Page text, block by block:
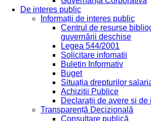
De interes public
Informații de interes public
Centrul de resurse
guvernării deschise
Legea 544/2001
Solicitare infomatii
Buletin Informativ
Buget
Situația drepturilor
Achizitii Publice
Declarații de avere si de
Transparență Decizională
Consultare publică